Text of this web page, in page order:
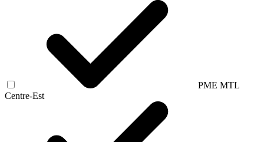
PME MTL
Centre-Est